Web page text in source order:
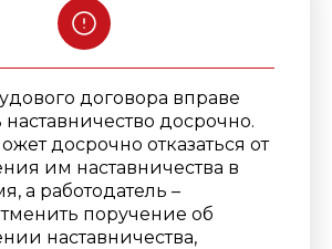
договора вправе
наставничество досрочно.
досрочно отказаться от
им наставничества в
а работодатель –
поручение об
наставничества,